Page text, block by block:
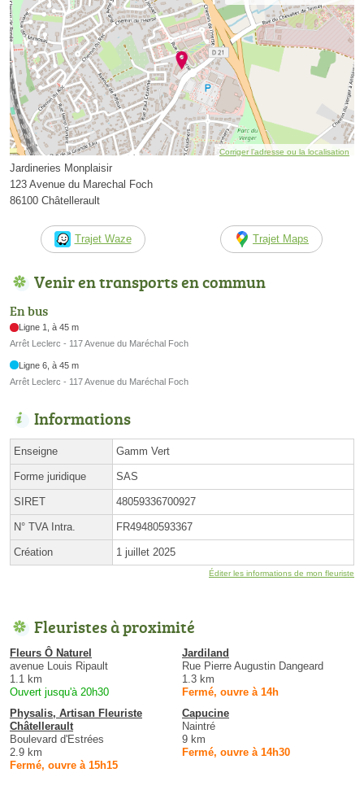
Corriger l’adresse ou la localisation
Jardineries Monplaisir
123 Avenue du Marechal Foch
86100 Châtellerault
Trajet Waze Trajet Maps
Venir en transports en commun
En bus
Ligne 1, à 45 m
Arrêt Leclerc - 117 Avenue du Maréchal Foch
Ligne 6, à 45 m
Arrêt Leclerc - 117 Avenue du Maréchal Foch
Informations
Enseigne Gamm Vert
Forme juridique SAS
SIRET 48059336700927
N° TVA Intra. FR49480593367
Création 1 juillet 2025
Éditer les informations de mon fleuriste
Fleuristes à proximité
Fleurs Ô Naturel
avenue Louis Ripault
1.1 km
Ouvert jusqu'à 20h30
Jardiland
Rue Pierre Augustin Dangeard
1.3 km
Fermé, ouvre à 14h
Physalis, Artisan Fleuriste
Châtellerault
Boulevard d'Estrées
2.9 km
Fermé, ouvre à 15h15
Capucine
Naintré
9 km
Fermé, ouvre à 14h30